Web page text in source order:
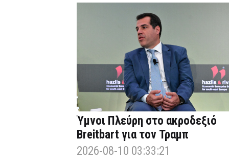
Ύμνοι Πλεύρη στο ακροδεξιό
Breitbart για τον Τραμπ
2026-08-10 03:33:21